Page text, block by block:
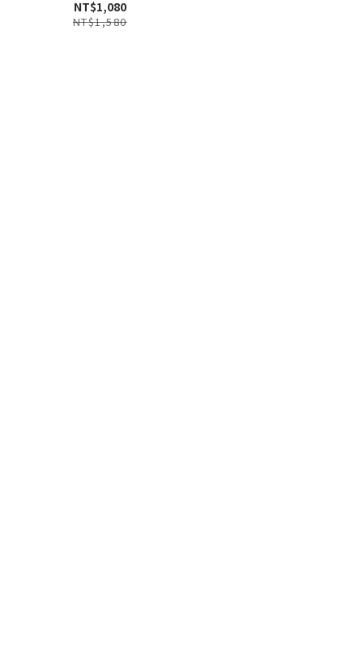
NT$1,080
NT$1,580